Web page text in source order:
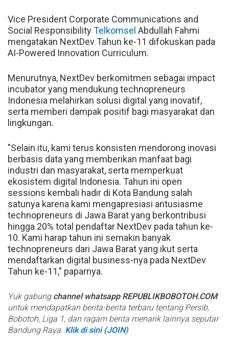
Vice President Corporate Communications and
Social ResponsibilityTelkomsel Abdullah Fahmi
mengatakan NextDev Tahun ke-11 difokuskan pada
AI-Powered Innovation Curriculum.
Menurutnya, NextDev berkomitmen sebagai impact
incubator yang mendukung technopreneurs
Indonesia melahirkan solusi digital yang inovatif,
serta memberi dampak positif bagi masyarakat dan
lingkungan.
"Selain itu, kami terus konsisten mendorong inovasi
berbasis data yang memberikan manfaat bagi
industri dan masyarakat, serta memperkuat
ekosistem digital Indonesia. Tahun ini open
sessions kembali hadir di Kota Bandung salah
satunya karena kami mengapresiasi antusiasme
technopreneurs di Jawa Barat yang berkontribusi
hingga 20% total pendaftar NextDev pada tahun ke-
10. Kami harap tahun ini semakin banyak
technopreneurs dari Jawa Barat yang ikut serta
mendaftarkan digital business-nya pada NextDev
Tahun ke-11," paparnya.
Yuk gabung channel whatsapp REPUBLIKBOBOTOH.COM
untuk mendapatkan berita-berita terbaru tentang Persib,
Bobotoh, Liga 1, dan ragam berita menarik lainnya seputar
Bandung Raya. Klik di sini (JOIN)